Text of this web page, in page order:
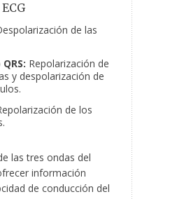
de las
Repolarización de
y despolarización de
de los
las tres ondas del
información
de conducción del